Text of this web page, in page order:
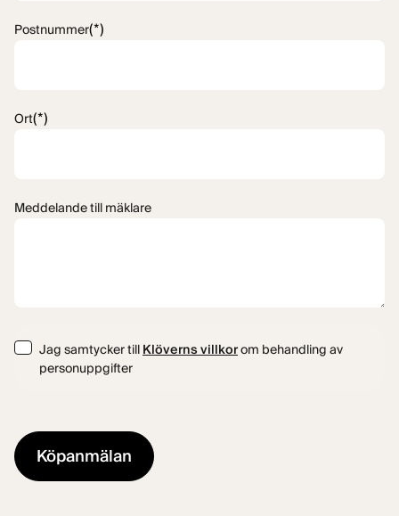
Postnummer(*)
Ort(*)
Meddelande till mäklare
ConsentJag samtycker till Klöverns villkorom behandling av
personuppgifter